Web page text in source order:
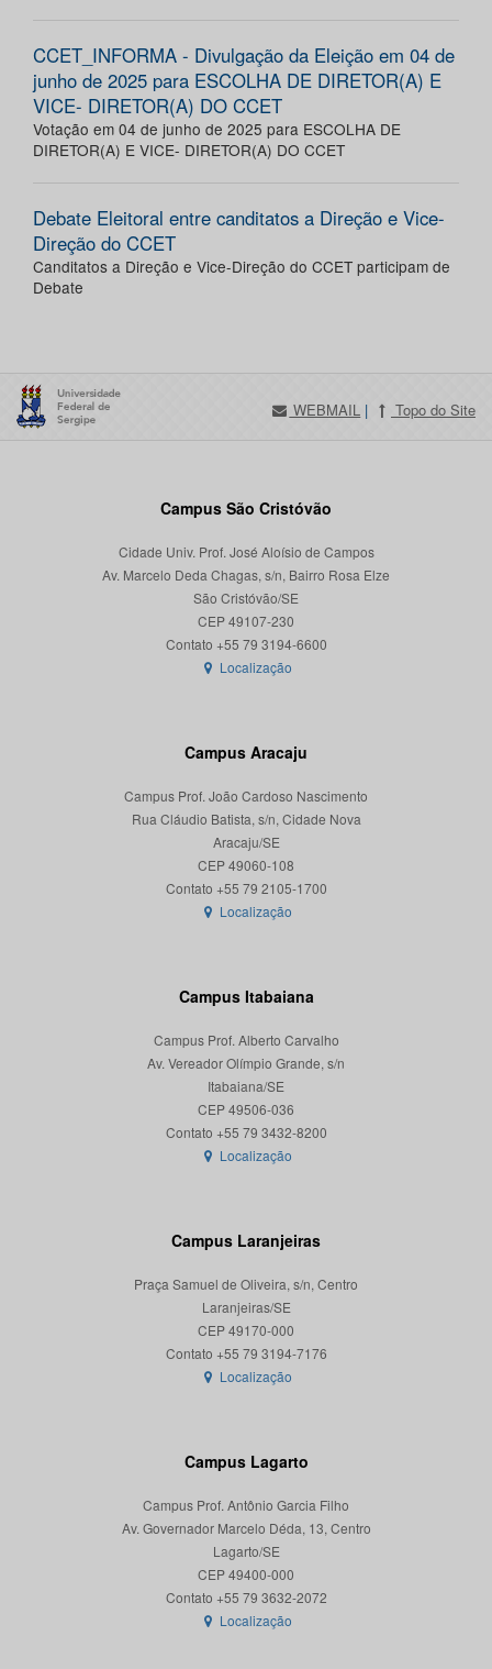
CCET_INFORMA - Divulgação da Eleição em 04 de
junho de 2025 para ESCOLHA DE DIRETOR(A) E
VICE- DIRETOR(A) DO CCET
Votação em 04 de junho de 2025 para ESCOLHA DE
DIRETOR(A) E VICE- DIRETOR(A) DO CCET
Debate Eleitoral entre canditatos a Direção e Vice-
Direção do CCET
Canditatos a Direção e Vice-Direção do CCET participam de
Debate
WEBMAIL | Topo do Site
Campus São Cristóvão
Cidade Univ. Prof. José Aloísio de Campos
Av. Marcelo Deda Chagas, s/n, Bairro Rosa Elze
São Cristóvão/SE
CEP 49107-230
Localização
Campus Aracaju
Campus Prof. João Cardoso Nascimento
Rua Cláudio Batista, s/n, Cidade Nova
Aracaju/SE
CEP 49060-108
Localização
Campus Itabaiana
Campus Prof. Alberto Carvalho
Av. Vereador Olímpio Grande, s/n
Itabaiana/SE
CEP 49506-036
Localização
Campus Laranjeiras
Praça Samuel de Oliveira, s/n, Centro
Laranjeiras/SE
CEP 49170-000
Localização
Campus Lagarto
Campus Prof. Antônio Garcia Filho
Av. Governador Marcelo Déda, 13, Centro
Lagarto/SE
CEP 49400-000
Localização